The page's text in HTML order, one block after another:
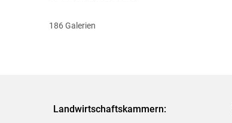
186 Galerien
Landwirtschaftskammern: